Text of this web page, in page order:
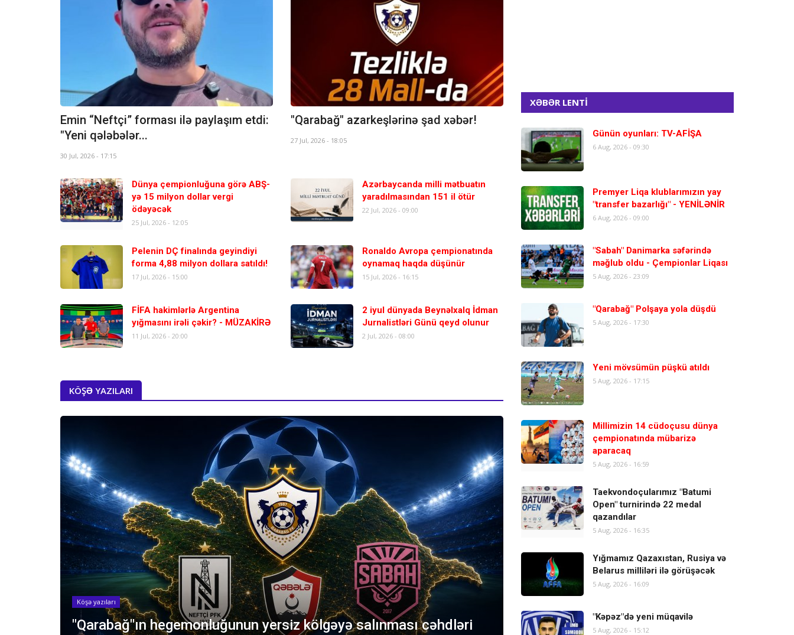
Emin “Neftçi” forması ilə paylaşım etdi:
"Yeni qələbələr...
30 Jul, 2026 - 17:15
"Qarabağ" azarkeşlərinə şad xəbər!
27 Jul, 2026 - 18:05
Dünya çempionluğuna görə ABŞ-
yə 15 milyon dollar vergi
ödəyəcək
25 Jul, 2026 - 12:05
Azərbaycanda milli mətbuatın
yaradılmasından 151 il ötür
22 Jul, 2026 - 09:00
Pelenin DÇ finalında geyindiyi
forma 4,88 milyon dollara satıldı!
17 Jul, 2026 - 15:00
Ronaldo Avropa çempionatında
oynamaq haqda düşünür
15 Jul, 2026 - 16:15
FİFA hakimlərlə Argentina
yığmasını irəli çəkir? - MÜZAKİRƏ
11 Jul, 2026 - 20:00
2 iyul dünyada Beynəlxalq İdman
Jurnalistləri Günü qeyd olunur
2 Jul, 2026 - 08:00
KÖŞƏ YAZILARI
Köşə yazıları
"Qarabağ"ın hegemonluğunun yersiz kölgəyə salınması cəhdləri
XƏBƏR LENTİ
Günün oyunları: TV-AFİŞA
6 Aug, 2026 - 09:30
Premyer Liqa klublarımızın yay
"transfer bazarlığı" - YENİLƏNİR
6 Aug, 2026 - 09:00
"Sabah" Danimarka səfərində
məğlub oldu - Çempionlar Liqası
5 Aug, 2026 - 23:09
"Qarabağ" Polşaya yola düşdü
5 Aug, 2026 - 17:30
Yeni mövsümün püşkü atıldı
5 Aug, 2026 - 17:15
Millimizin 14 cüdoçusu dünya
çempionatında mübarizə
aparacaq
5 Aug, 2026 - 16:59
Taekvondoçularımız "Batumi
Open" turnirində 22 medal
qazandılar
5 Aug, 2026 - 16:35
Yığmamız Qazaxıstan, Rusiya və
Belarus milliləri ilə görüşəcək
5 Aug, 2026 - 16:09
"Kəpəz"də yeni müqavilə
5 Aug, 2026 - 15:12